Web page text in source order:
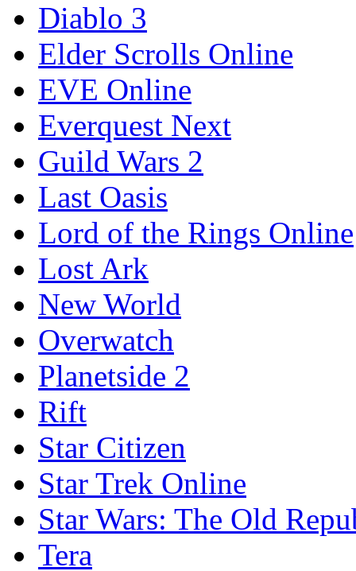
Diablo 3
Elder Scrolls Online
EVE Online
Everquest Next
Guild Wars 2
Last Oasis
Lord of the Rings Online
Lost Ark
New World
Overwatch
Planetside 2
Rift
Star Citizen
Star Trek Online
Star Wars: The Old
Tera